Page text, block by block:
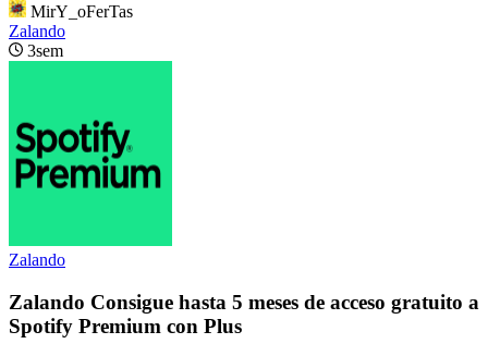
MirY_oFerTas
Zalando
3sem
Zalando
Zalando Consigue hasta 5 meses de acceso gratuito a
Spotify Premium con Plus